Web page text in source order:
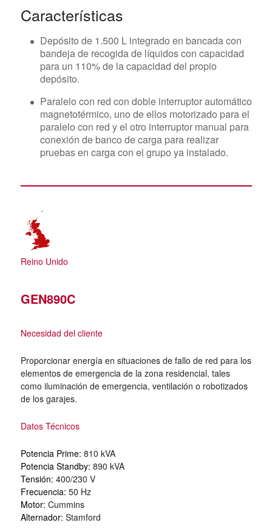
Características
Depósito de 1.500 L integrado en bancada con
bandeja de recogida de líquidos con capacidad
para un 110% de la capacidad del propio
depósito.
Paralelo con red con doble interruptor automático
magnetotérmico, uno de ellos motorizado para el
paralelo con red y el otro interruptor manual para
conexión de banco de carga para realizar
pruebas en carga con el grupo ya instalado.
Reino Unido
GEN890C
Necesidad del cliente
Proporcionar energía en situaciones de fallo de red para los
elementos de emergencia de la zona residencial, tales
como iluminación de emergencia, ventilación o robotizados
de los garajes.
Datos Técnicos
Potencia Prime: 810 kVA
Potencia Standby: 890 kVA
Tensión: 400/230 V
Frecuencia: 50 Hz
Motor: Cummins
Alternador: Stamford